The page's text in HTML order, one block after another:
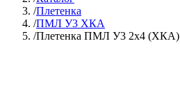
/Плетенка
/ПМЛ У3 ХКА
/Плетенка ПМЛ У3 2х4 (ХКА)